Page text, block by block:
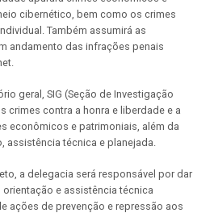
cibernético, bem como os crimes
Também assumirá as
andamento das infrações penais
geral, SIG (Seção de Investigação
crimes contra a honra e liberdade e a
econômicos e patrimoniais, além da
assistência técnica e planejada.
a delegacia será responsável por dar
e assistência técnica
ações de prevenção e repressão aos